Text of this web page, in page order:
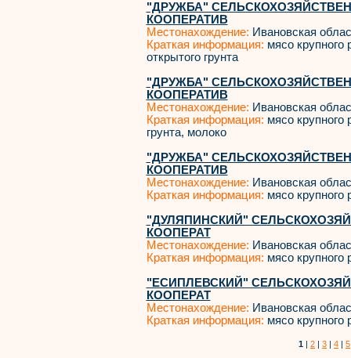
"ДРУЖБА"
КООПЕРАТИВ
Местонахождение: Ивановская
Краткая информация: мясо крупного
открытого грунта
"ДРУЖБА"
КООПЕРАТИВ
Местонахождение: Ивановская
Краткая информация: мясо крупного
грунта, молоко
"ДРУЖБА"
КООПЕРАТИВ
Местонахождение: Ивановская
Краткая информация: мясо крупного
"ДУЛЯПИНСКИЙ"
КООПЕРАТ
Местонахождение: Ивановская
Краткая информация: мясо крупного
"ЕСИПЛЕВСКИЙ"
КООПЕРАТ
Местонахождение: Ивановская
Краткая информация: мясо крупного
1 | 2 | 3 | 4 | 5